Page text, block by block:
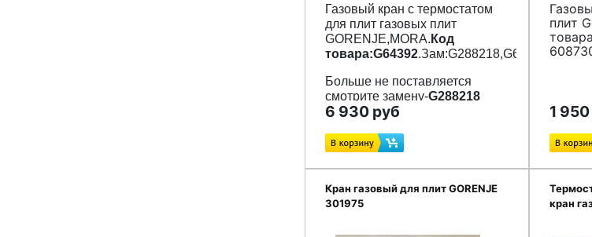
Газовый кран с термостатом
для плит газовых плит
GORENJE,MORA. Код
товара:G64392.Зам:G288218,G643921
Больше не поставляется
смотрите замену-G288218
6 930 руб
плит
1
Кран газовый для плит GORENJE
301975
кран